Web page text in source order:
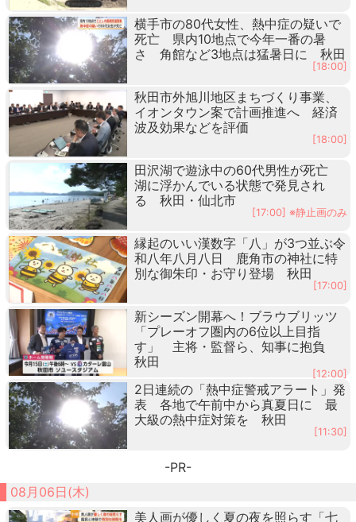
横手市の80代女性、熱中症の疑いで
死亡 県内10地点で今年一番の暑
さ 角館など3地点は猛暑日に 秋田
[18:00]
秋田市外旭川地区まちづくり事業、
イオンタウン案で計画推進へ 経済
波及効果などを評価
[18:00]
田沢湖で遊泳中の60代男性が死亡
湖に浮かんでいる状態で発見され
る 秋田・仙北市
[17:00] ※静止画のみ
縁起のいい漢数字「八」が3つ並ぶ令
和八年八月八日 鹿角市の神社に特
別な御朱印・お守り登場 秋田
[17:00]
新シーズン開幕へ！ブラウブリッツ
「プレーオフ圏内の6位以上目指
す」 主将・監督ら、知事に抱負
秋田
[12:00]
2日連続の「熱中症警戒アラート」発
表 各地で午前中から真夏日に 最
大級の熱中症対策を 秋田
[11:30]
-PR-
08月06日(木)
美人画が優しく夏の夜を照らす「七